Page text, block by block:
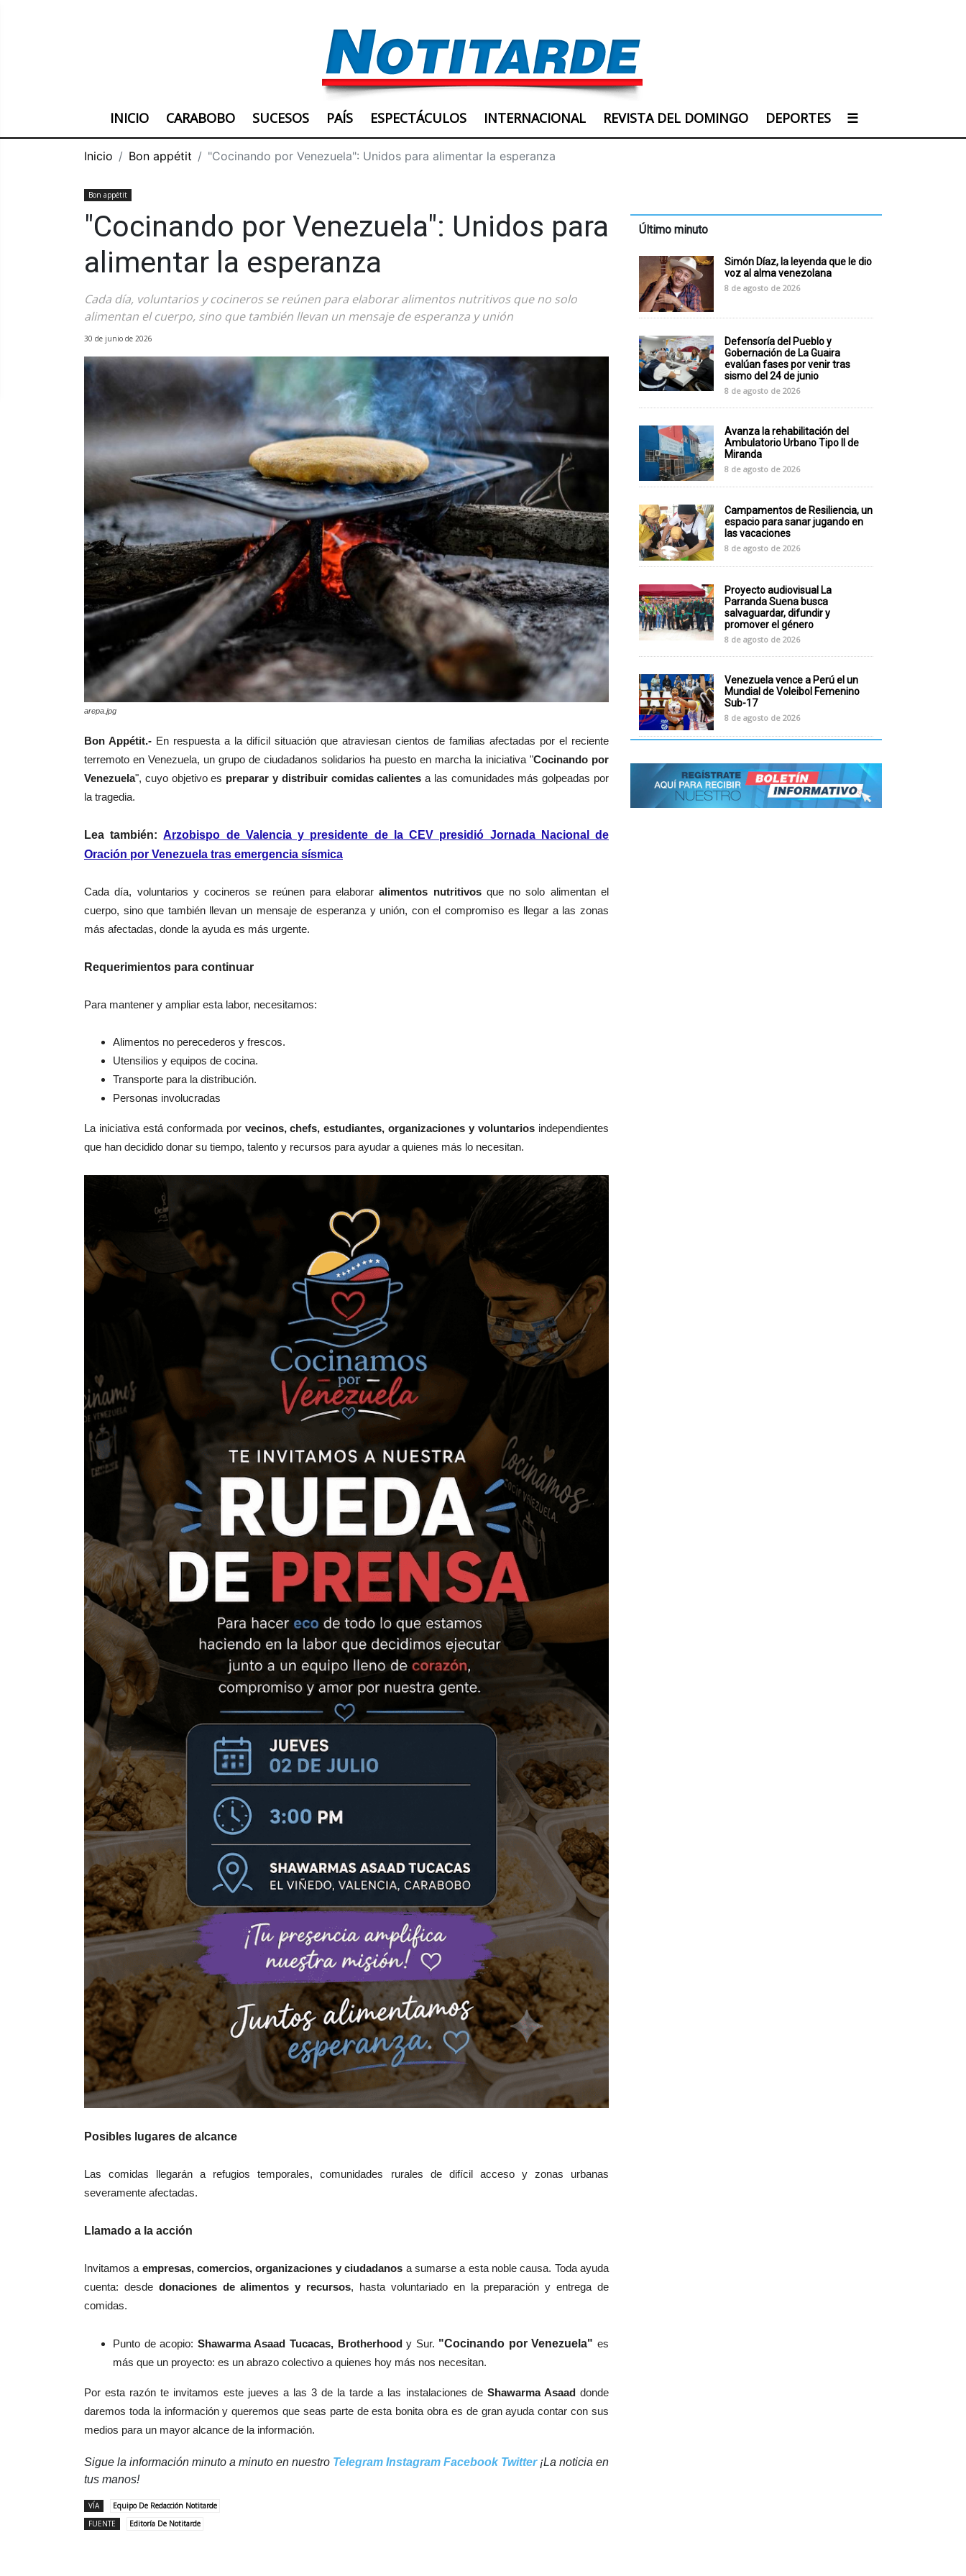
INICIO CARABOBO SUCESOS PAÍS ESPECTÁCULOS INTERNACIONAL REVISTA DEL DOMINGO DEPORTES ☰
Inicio Bon appétit "Cocinando por Venezuela": Unidos para alimentar la esperanza
Bon appétit
"Cocinando por Venezuela": Unidos para
alimentar la esperanza
Cada día, voluntarios y cocineros se reúnen para elaborar alimentos nutritivos que no solo
alimentan el cuerpo, sino que también llevan un mensaje de esperanza y unión
30 de junio de 2026
arepa.jpg
Bon Appétit.- En respuesta a la difícil situación que atraviesan cientos de familias afectadas por el reciente
terremoto en Venezuela, un grupo de ciudadanos solidarios ha puesto en marcha la iniciativa "Cocinando por
Venezuela", cuyo objetivo es preparar y distribuir comidas calientesa las comunidades más golpeadas por
la tragedia.
Lea también:Arzobispo de Valencia y presidente de la CEV presidió Jornada Nacional de
Oración por Venezuela tras emergencia sísmica
Cada día, voluntarios y cocineros se reúnen para elaboraralimentos nutritivosque no solo alimentan el
cuerpo, sino que también llevan un mensaje de esperanza y unión, con el compromiso es llegar a las zonas
más afectadas, donde la ayuda es más urgente.
Requerimientos para continuar
Para mantener y ampliar esta labor, necesitamos:
Alimentos no perecederos y frescos.
Utensilios y equipos de cocina.
Transporte para la distribución.
Personas involucradas
La iniciativa está conformada por vecinos, chefs, estudiantes, organizaciones y voluntarios independientes
que han decidido donar su tiempo, talento y recursos para ayudar a quienes más lo necesitan.
Posibles lugares de alcance
Las comidas llegarán a refugios temporales, comunidades rurales de difícil acceso y zonas urbanas
severamente afectadas.
Llamado a la acción
Invitamos a empresas, comercios, organizaciones y ciudadanos a sumarse a esta noble causa. Toda ayuda
cuenta: desdedonaciones de alimentos y recursos, hasta voluntariado en la preparación y entrega de
comidas.
Punto de acopio: Shawarma Asaad Tucacas, Brotherhoody Sur. "Cocinando por Venezuela" es
más que un proyecto: es un abrazo colectivo a quienes hoy más nos necesitan.
Por esta razón te invitamos este jueves a las 3 de la tarde a las instalaciones deShawarma Asaaddonde
daremos toda la información y queremos que seas parte de esta bonita obra es de gran ayuda contar con sus
medios para un mayor alcance de la información.
Sigue la información minuto a minuto en nuestro Telegram Instagram Facebook Twitter¡La noticia en
tus manos!
VÍA
Equipo De Redacción Notitarde
FUENTE
Editoría De Notitarde
Último minuto
Simón Díaz, la leyenda que le dio
voz al alma venezolana
8 de agosto de 2026
Defensoría del Pueblo y
Gobernación de La Guaira
evalúan fases por venir tras
sismo del 24 de junio
8 de agosto de 2026
Avanza la rehabilitación del
Ambulatorio Urbano Tipo II de
Miranda
8 de agosto de 2026
Campamentos de Resiliencia, un
espacio para sanar jugando en
las vacaciones
8 de agosto de 2026
Proyecto audiovisual La
Parranda Suena busca
salvaguardar, difundir y
promover el género
8 de agosto de 2026
Venezuela vence a Perú el un
Mundial de Voleibol Femenino
Sub-17
8 de agosto de 2026